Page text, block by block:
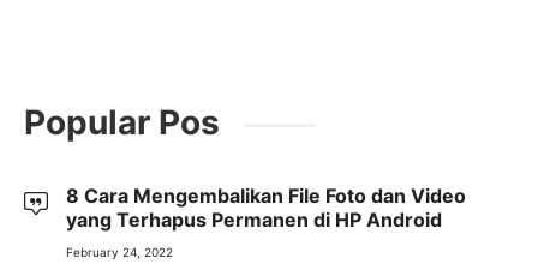
Popular Pos
8 Cara Mengembalikan File Foto dan Video
yang Terhapus Permanen di HP Android
February 24, 2022